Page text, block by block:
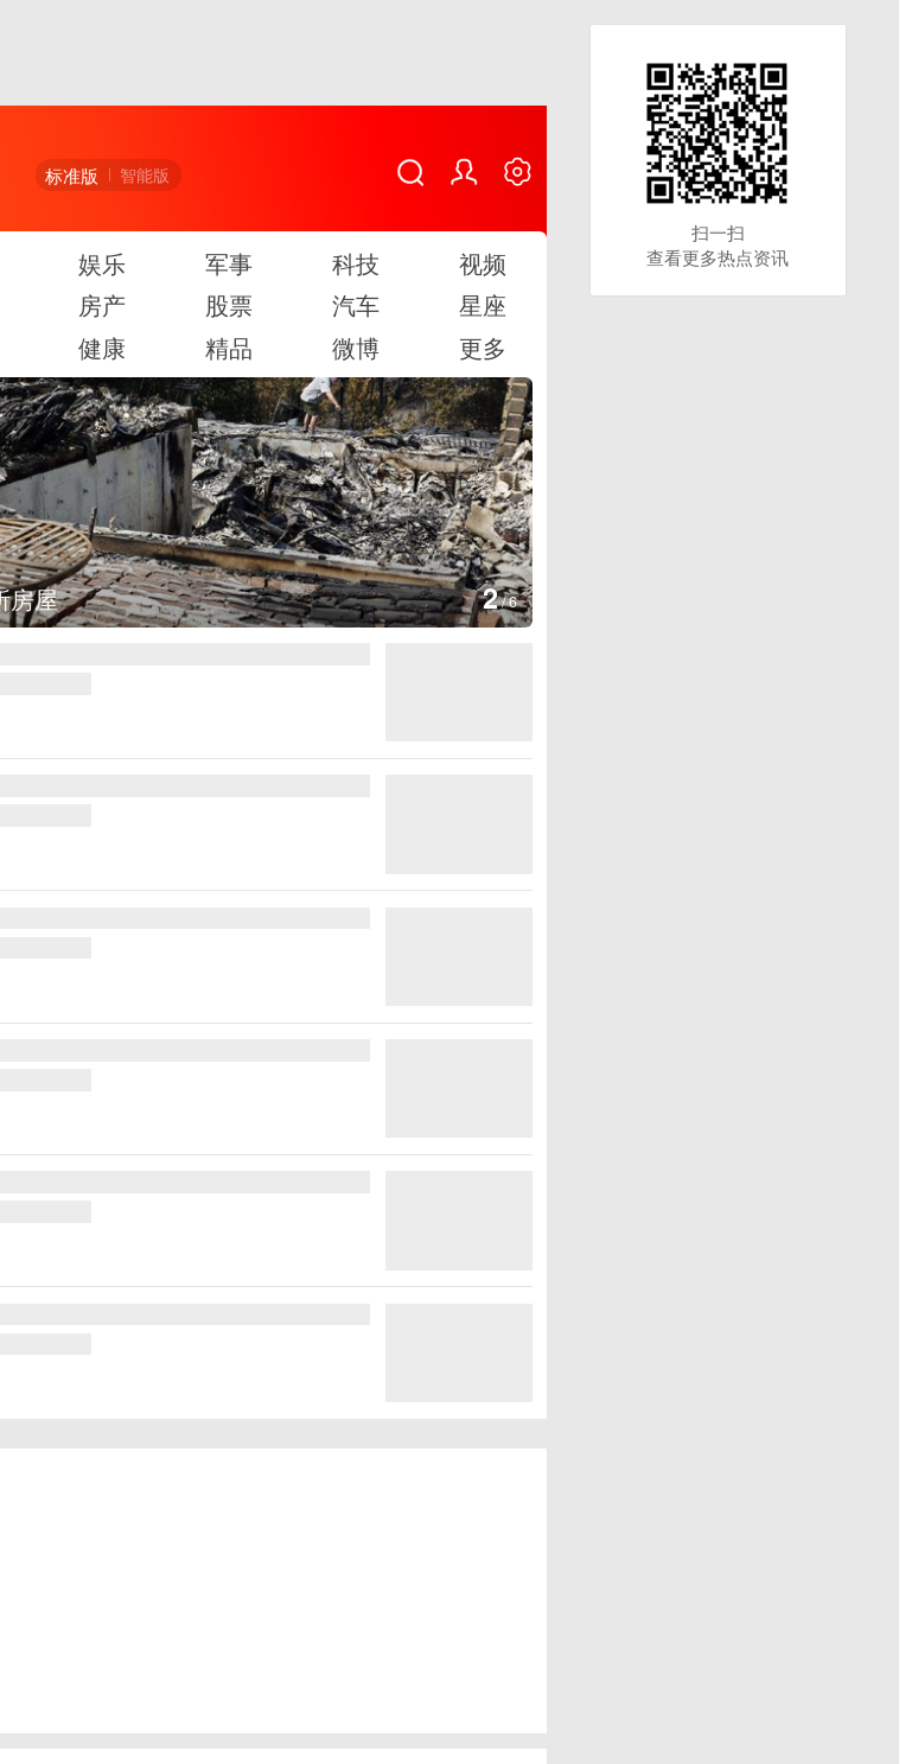
标准版 智能版
娱乐 军事 科技
视频
房产 股票 汽车
星座
健康 精品 微博 更多
3/6
扫一扫
查看更多热点资讯
扫一扫
查看更多热点资讯